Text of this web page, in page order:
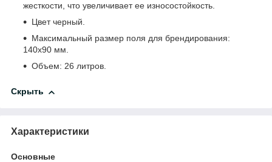
жесткости, что увеличивает ее износостойкость.
Цвет черный.
Максимальный размер поля для брендирования:
140х90 мм.
Объем: 26 литров.
Скрыть
Характеристики
Основные